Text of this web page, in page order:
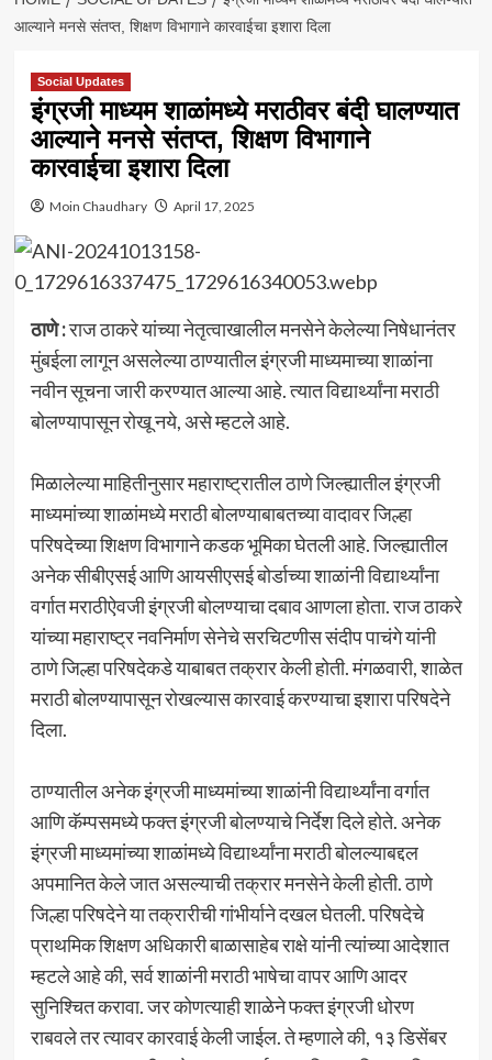
आल्याने मनसे संतप्त, शिक्षण विभागाने कारवाईचा इशारा दिला
Social Updates
इंग्रजी माध्यम शाळांमध्ये मराठीवर बंदी घालण्यात
आल्याने मनसे संतप्त, शिक्षण विभागाने
कारवाईचा इशारा दिला
Moin Chaudhary April 17, 2025
ठाणे :राज ठाकरे यांच्या नेतृत्वाखालील मनसेने केलेल्या निषेधानंतर
मुंबईला लागून असलेल्या ठाण्यातील इंग्रजी माध्यमाच्या शाळांना
नवीन सूचना जारी करण्यात आल्या आहे. त्यात विद्यार्थ्यांना मराठी
बोलण्यापासून रोखू नये, असे म्हटले आहे.
मिळालेल्या माहितीनुसार महाराष्ट्रातील ठाणे जिल्ह्यातील इंग्रजी
माध्यमांच्या शाळांमध्ये मराठी बोलण्याबाबतच्या वादावर जिल्हा
परिषदेच्या शिक्षण विभागाने कडक भूमिका घेतली आहे. जिल्ह्यातील
अनेक सीबीएसई आणि आयसीएसई बोर्डाच्या शाळांनी विद्यार्थ्यांना
वर्गात मराठीऐवजी इंग्रजी बोलण्याचा दबाव आणला होता. राज ठाकरे
यांच्या महाराष्ट्र नवनिर्माण सेनेचे सरचिटणीस संदीप पाचंगे यांनी
ठाणे जिल्हा परिषदेकडे याबाबत तक्रार केली होती. मंगळवारी, शाळेत
मराठी बोलण्यापासून रोखल्यास कारवाई करण्याचा इशारा परिषदेने
दिला.
ठाण्यातील अनेक इंग्रजी माध्यमांच्या शाळांनी विद्यार्थ्यांना वर्गात
आणि कॅम्पसमध्ये फक्त इंग्रजी बोलण्याचे निर्देश दिले होते. अनेक
इंग्रजी माध्यमांच्या शाळांमध्ये विद्यार्थ्यांना मराठी बोलल्याबद्दल
अपमानित केले जात असल्याची तक्रार मनसेने केली होती. ठाणे
जिल्हा परिषदेने या तक्रारीची गांभीर्याने दखल घेतली. परिषदेचे
प्राथमिक शिक्षण अधिकारी बाळासाहेब राक्षे यांनी त्यांच्या आदेशात
म्हटले आहे की, सर्व शाळांनी मराठी भाषेचा वापर आणि आदर
सुनिश्चित करावा. जर कोणत्याही शाळेने फक्त इंग्रजी धोरण
राबवले तर त्यावर कारवाई केली जाईल. ते म्हणाले की, १३ डिसेंबर